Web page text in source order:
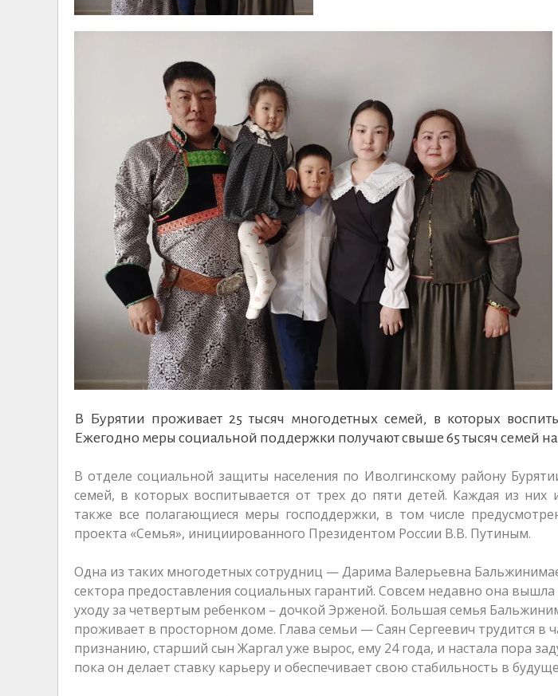
В Бурятии проживает 25 тысяч многодетных семей, в которых
Ежегодно меры социальной поддержки получают свыше 65 тысяч семей на
В отделе социальной защиты населения по Иволгинскому району
семей, в которых воспитывается от трех до пяти детей. Каждая из них
также все полагающиеся меры господдержки, в том числе
проекта «Семья», инициированного Президентом России В.В. Путиным.
Одна из таких многодетных сотрудниц — Дарима Валерьевна
сектора предоставления социальных гарантий. Совсем недавно она вышла
уходу за четвертым ребенком – дочкой Эрженой. Большая семья
проживает в просторном доме. Глава семьи — Саян Сергеевич трудится в
признанию, старший сын Жаргал уже вырос, ему 24 года, и настала пора
пока он делает ставку карьеру и обеспечивает свою стабильность в